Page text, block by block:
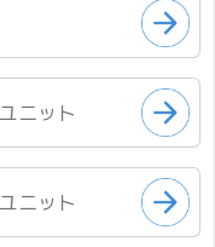
ニット
ニット